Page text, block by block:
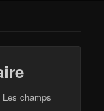
Les champs